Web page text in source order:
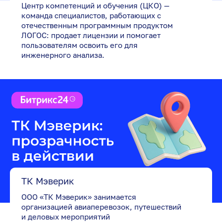
Центр компетенций и обучения (ЦКО) —
команда специалистов, работающих с
отечественным программным продуктом
ЛОГОС: продает лицензии и помогает
пользователям освоить его для
инженерного анализа.
ТК Мэверик
ООО «ТК Мэверик» занимается
организацией авиаперевозок, путешествий
и деловых мероприятий